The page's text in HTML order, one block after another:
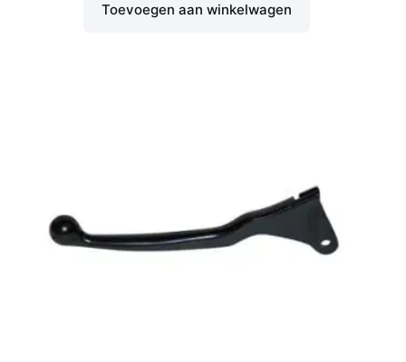
Toevoegen aan winkelwagen